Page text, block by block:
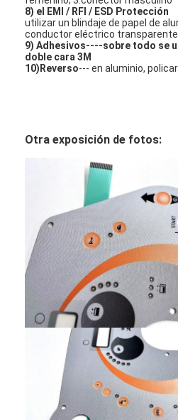
Interruptor de membrana de
Interruptor de membrana
Interruptor de membrana de
Capa gráfica
Interruptor de membrana
Interruptor de membrana
Interruptor de membrana ESD
Interruptor de membrana LCD
Interruptor de membrana
Interruptor de membrana de
Película protectora y
8) el
EMI / RFI / ESD Protección
utilizar un blindaje de papel de
conductor eléctrico transparente
9) Adhesivos----sobre todo se
doble cara 3M
10) Reverso--- en aluminio,
Otra exposición de fotos: